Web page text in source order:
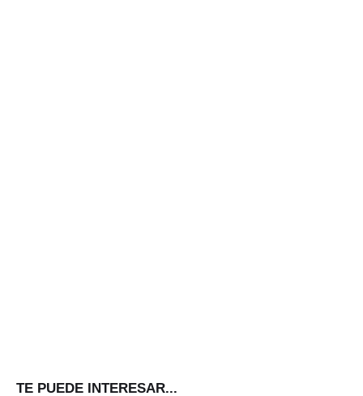
TE PUEDE INTERESAR...